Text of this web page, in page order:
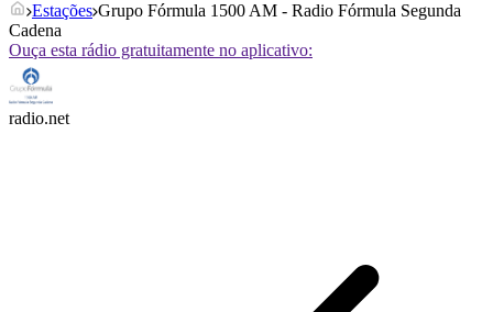
Estações Grupo Fórmula 1500 AM - Radio Fórmula Segunda
Cadena
Ouça esta rádio gratuitamente no aplicativo:
radio.net